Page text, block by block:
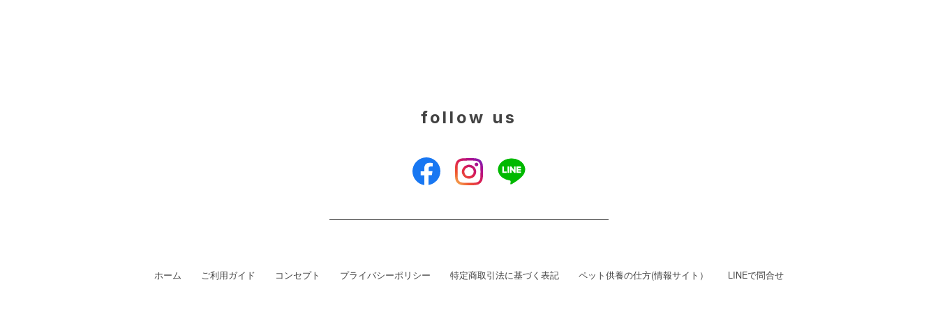
follow us
ホーム ご利用ガイド コンセプト プライバシーポリシー 特定商取引法に基づく表記 ペット供養の仕方(情報サイト） LINEで問合せ